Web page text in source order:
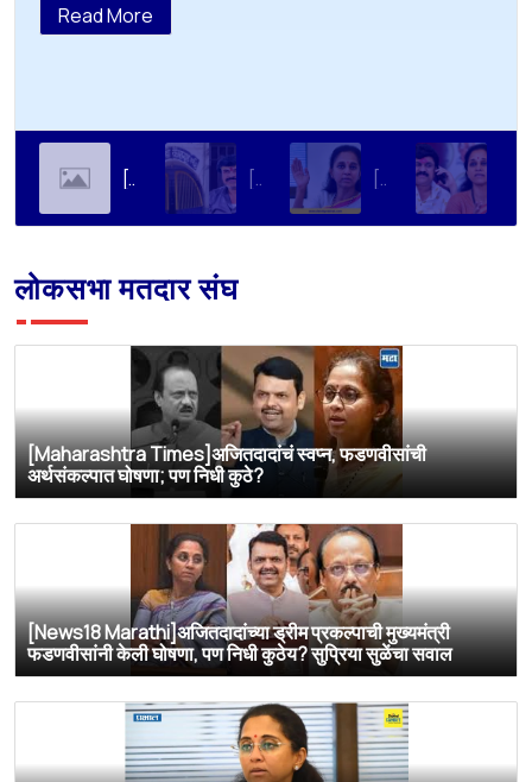
Read More
[Soha Ali Khan]Supriya Sule on Family, Power & Politics | Soha Ali Khan | Supriya Sule | All About Her [Loksatta]संतोष देशमुख हत्या प्रकरण : वाल्मिक कराडची रवानगी नागपूर कारागृहात करण्याची सुप्रिया सुळेंची मागणी [Dainik Prabhat]‘वाल्मिक कराडला बीड कारागृहातून नागपूरला हलवा’; सुप्रिया सुळेंची मुख्यमंत्र्यांकडे मोठी मागणी
लोकसभा मतदार संघ
[Maharashtra Times]अजितदादांचं स्वप्न, फडणवीसांची
अर्थसंकल्पात घोषणा; पण निधी कुठे?
[News18 Marathi]अजितदादांच्या ड्रीम प्रकल्पाची मुख्यमंत्री
फडणवीसांनी केली घोषणा, पण निधी कुठेय? सुप्रिया सुळेंचा सवाल